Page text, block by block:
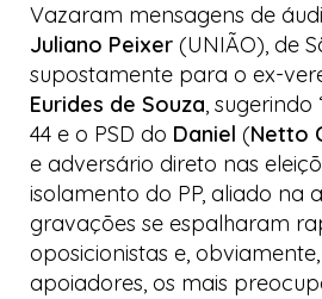
Vazaram mensagens de
Juliano Peixer (UNIÃO), de
supostamente para o ex-
Eurides de Souza,
44 e o PSD do Daniel (Netto
e adversário direto nas
isolamento do PP, aliado na
gravações se espalharam
oposicionistas e,
apoiadores, os mais